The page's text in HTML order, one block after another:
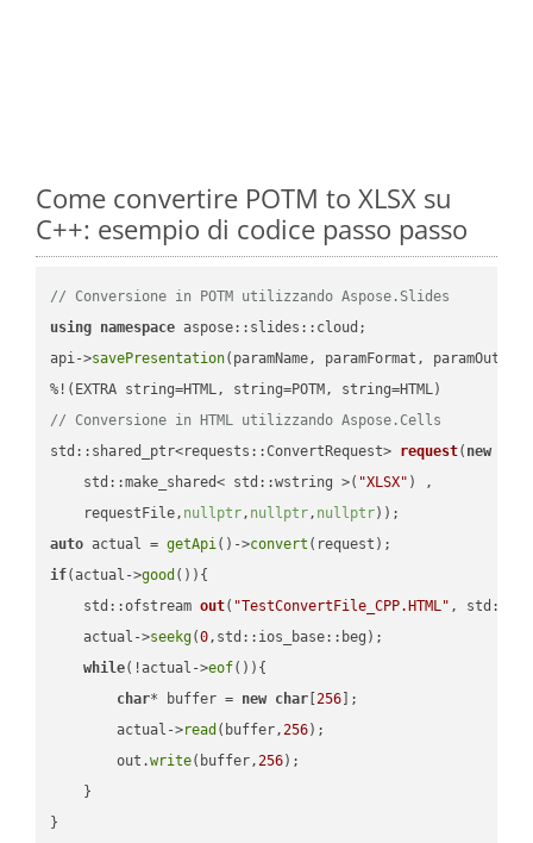
Come convertire POTM to XLSX su
C++: esempio di codice passo passo
// Conversione in POTM utilizzando Aspose.Slides
using namespace aspose::slides::cloud;
api->savePresentation(paramName, paramFormat,
// Conversione in HTML utilizzando Aspose.Cells
std::shared_ptr<requests::ConvertRequest> request( new
    std::make_shared< std::wstring >(
"XLSX" ) ,
    requestFile,
nullptr, nullptr, nullptr))
auto actual = getApi()->convert
if(actual->good ()){
std::ofstream out( "TestConvertFile_CPP.HTML" ,
    actual->
seekg(0,std::ios_base::beg);
while(!actual->eof()){
char* buffer = new char [256 ];
        actual->
read (buffer,256);
        out.
write(buffer,256);
    }
}